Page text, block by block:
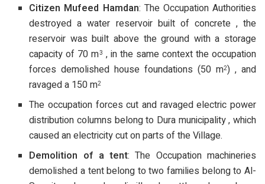
Citizen Mufeed Hamdan: The Occupation Authorities
destroyed a water reservoir built of concrete , the
reservoir was built above the ground with a storage
capacity of 70 m3 , in the same context the occupation
forces demolished house foundations (50 m2) , and
ravaged a 150 m2
The occupation forces cut and ravaged electric power
distribution columns belong to Dura municipality , which
caused an electricity cut on parts of the Village.
Demolition of a tent: The Occupation machineries
demolished a tent belong to two families belong to Al-